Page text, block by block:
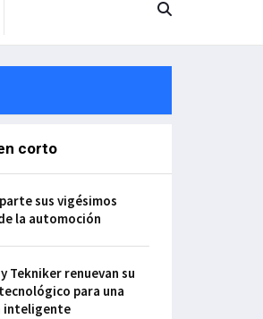
corto
sus vigésimos
la automoción
Tekniker renuevan su
para una
inteligente